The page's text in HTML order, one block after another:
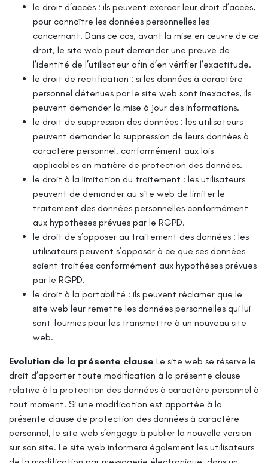
le droit d’accès : ils peuvent exercer leur droit d’accès,
pour connaître les données personnelles les
concernant. Dans ce cas, avant la mise en œuvre de ce
droit, le site web peut demander une preuve de
l’identité de l’utilisateur afin d’en vérifier l’exactitude.
le droit de rectification : si les données à caractère
personnel détenues par le site web sont inexactes, ils
peuvent demander la mise à jour des informations.
le droit de suppression des données : les utilisateurs
peuvent demander la suppression de leurs données à
caractère personnel, conformément aux lois
applicables en matière de protection des données.
le droit à la limitation du traitement : les utilisateurs
peuvent de demander au site web de limiter le
traitement des données personnelles conformément
aux hypothèses prévues par le RGPD.
le droit de s’opposer au traitement des données : les
utilisateurs peuvent s’opposer à ce que ses données
soient traitées conformément aux hypothèses prévues
par le RGPD.
le droit à la portabilité : ils peuvent réclamer que le
site web leur remette les données personnelles qui lui
sont fournies pour les transmettre à un nouveau site
web.
Evolution de la présente clause Le site web se réserve le
droit d’apporter toute modification à la présente clause
relative à la protection des données à caractère personnel à
tout moment. Si une modification est apportée à la
présente clause de protection des données à caractère
personnel, le site web s’engage à publier la nouvelle version
sur son site. Le site web informera également les utilisateurs